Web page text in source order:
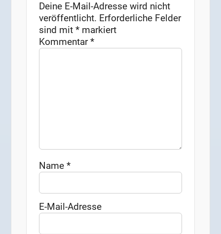
Deine E-Mail-Adresse wird nicht
veröffentlicht. Erforderliche Felder
sind mit* markiert
Kommentar*
Name*
E-Mail-Adresse